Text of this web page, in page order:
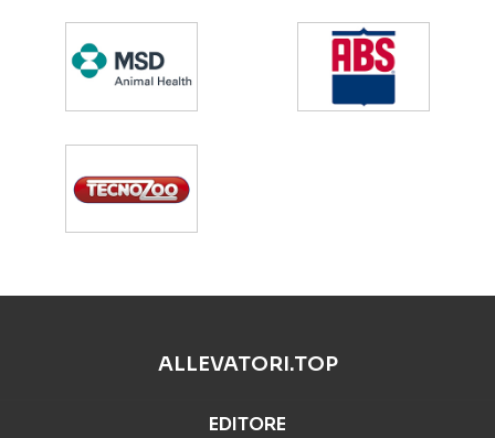
ALLEVATORI.TOP
EDITORE